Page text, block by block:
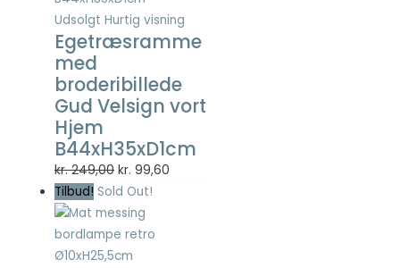
Udsolgt Hurtig visning
Egetræsramme
med
broderibillede
Gud Velsign vort
Hjem
B44xH35xD1cm
kr.249,00 Den
oprindelige
pris
var:
kr. 249,00.
kr. 99,60
Tilbud! Sold Out!
såsom side-
navigation og
adgang til sikre
områder af
hjemmesiden.
Hjemmesiden
kan ikke fungere
ordentligt uden
disse cookies.
Statistisk
Statistisk
cookies